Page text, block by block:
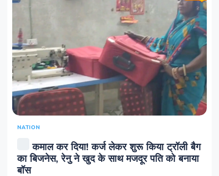
NATION
कमाल कर दिया! कर्ज लेकर शुरू किया ट्रॉली बैग
का बिजनेस, रेनु ने खुद के साथ मजदूर पति को बनाया
बॉस